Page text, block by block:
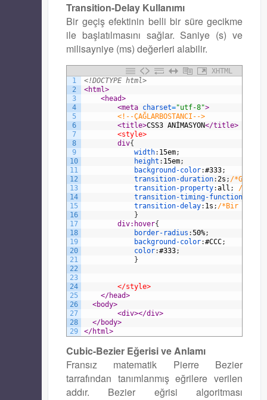
Transition-Delay Kullanımı
Bir geçiş efektinin belli bir süre gecikme
ile başlatılmasını sağlar. Saniye (s) ve
milisayniye (ms) değerleri alabilir.
XHTML
1
2
3
4
5
6
7
8
9
10
11
12
13
14
15
16
17
18
19
20
21
22
23
24
25
26
27
28
29
<!DOCTYPE html>
<html>
<head>
<meta charset="utf-8">
<!--ÇAĞLARBOSTANCI-->
<title>CSS3 ANİMASYON</title>
<style>
div{
width: 15em;
height : 15em;
background-color:#333;
transition-duration:2s ; /
transition-property:all ;
/*Tüm
transition-timing-function
transition-delay: 1s ; /*Bir
}
div:hover{
border-radius :50%;
background-color:#CCC;
color:#333;
}
</style>
</head>
<body>
<div></div>
</body>
</html>
Cubic-Bezier Eğerisi ve Anlamı
Fransız matematik Pierre Bezier
tarrafından tanımlanmış eğrilere verilen
addır. Bezier eğrisi algoritması